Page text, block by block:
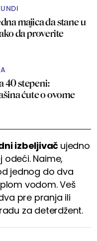
majica da stane u
da proverite
40 stepeni:
ćute o ovome
izbeljivač ujedno
odeći. Naime,
jednog do dva
vodom. Veš
pre pranja ili
za deterdžent.